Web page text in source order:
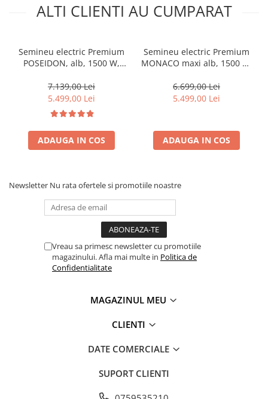
ALTI CLIENTI AU CUMPARAT
Semineu electric Premium
POSEIDON, alb, 1500 W,
efect 3D, telecomanda
7.139,00 Lei
5.499,00 Lei
ADAUGA IN COS
Semineu electric Premium
MONACO maxi alb, 1500 W,
efect 3D, telecomanda
6.699,00 Lei
5.499,00 Lei
ADAUGA IN COS
Newsletter Nu rata ofertele si promotiile noastre
Vreau sa primesc newsletter cu promotiile
magazinului. Afla mai multe in Politica de
Confidentialitate
MAGAZINUL MEU
CLIENTI
DATE COMERCIALE
SUPORT CLIENTI